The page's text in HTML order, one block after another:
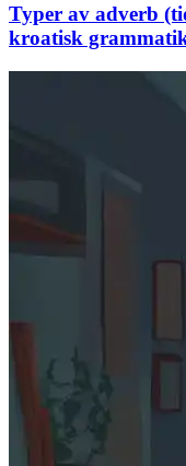
Typer av adverb
kroatisk